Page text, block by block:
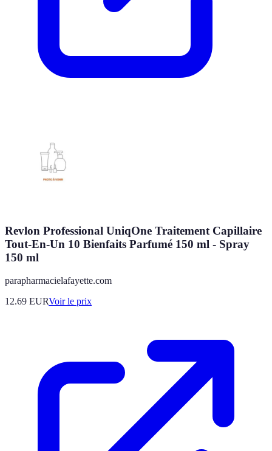
Revlon Professional UniqOne Traitement Capillaire
Tout-En-Un 10 Bienfaits Parfumé 150 ml - Spray
150 ml
parapharmacielafayette.com
12.69 EURVoir le prix